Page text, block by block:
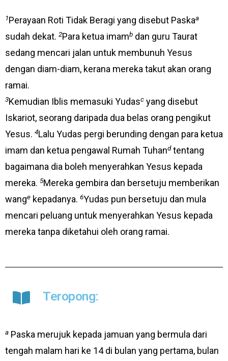
1Perayaan Roti Tidak Beragi yang disebut Paskaa
sudah dekat. 2Para ketua imamb dan guru Taurat
sedang mencari jalan untuk membunuh Yesus
dengan diam-diam, kerana mereka takut akan orang
ramai.
3Kemudian Iblis memasuki Yudasc yang disebut
Iskariot, seorang daripada dua belas orang pengikut
Yesus. 4Lalu Yudas pergi berunding dengan para ketua
imam dan ketua pengawal Rumah Tuhand tentang
bagaimana dia boleh menyerahkan Yesus kepada
mereka. 5Mereka gembira dan bersetuju memberikan
wange kepadanya. 6Yudas pun bersetuju dan mula
mencari peluang untuk menyerahkan Yesus kepada
mereka tanpa diketahui oleh orang ramai.
Teropong:
a Paska merujuk kepada jamuan yang bermula dari
tengah malam hari ke 14 di bulan yang pertama, bulan